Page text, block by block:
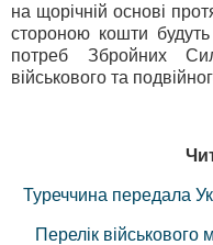
на щорічній основі
стороною кошти
потреб Збройних
військового та
Туреччина передала
Перелік